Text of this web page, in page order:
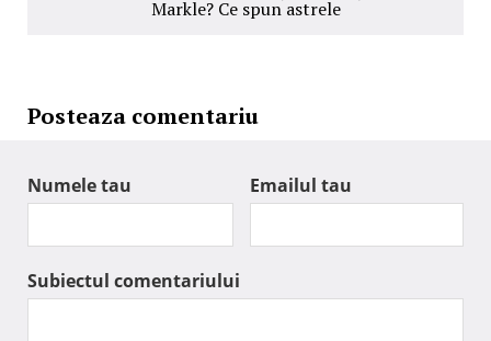
Markle? Ce spun astrele
Posteaza comentariu
Numele tau Emailul tau
Subiectul comentariului